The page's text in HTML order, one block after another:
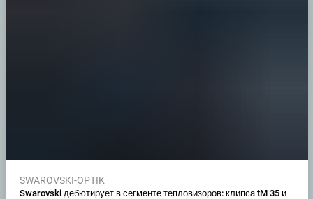
SWAROVSKI-OPTIK
Swarovski дебютирует в сегменте тепловизоров: клипса tM 35 и